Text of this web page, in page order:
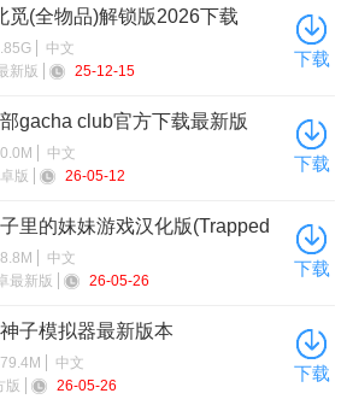
觅(全物品)解锁版2026下载
中文
新版
25-12-15
下载
gacha club官方下载最新版
中文
版
26-05-12
下载
里的妹妹游戏汉化版(Trapped
中文
最新版
26-05-26
下载
子模拟器最新版本
中文
版
26-05-26
下载